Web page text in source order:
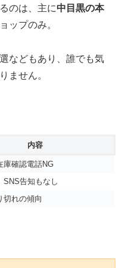
のは、主に中目黒の本
ップのみ。
などもあり、誰でも気
ません。
内容
庫確認電話NG
SNS告知もなし
切れの傾向